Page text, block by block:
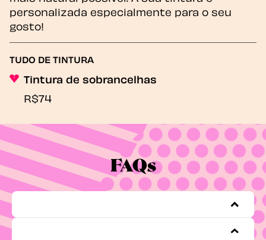
personalizada especialmente para o seu
gosto!
TUDO DE TINTURA
Tintura de sobrancelhas
R$74
FAQs